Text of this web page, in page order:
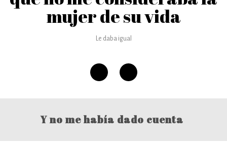
mujer de su vida
Le daba igual
Y no me había dado cuenta